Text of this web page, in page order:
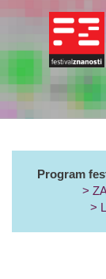
Program
>
>